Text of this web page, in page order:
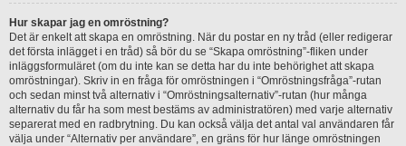
Hur skapar jag en omröstning?
Det är enkelt att skapa en omröstning. När du postar en ny tråd (eller redigerar
det första inlägget i en tråd) så bör du se “Skapa omröstning”-fliken under
inläggsformuläret (om du inte kan se detta har du inte behörighet att skapa
omröstningar). Skriv in en fråga för omröstningen i “Omröstningsfråga”-rutan
och sedan minst två alternativ i “Omröstningsalternativ”-rutan (hur många
alternativ du får ha som mest bestäms av administratören) med varje alternativ
separerat med en radbrytning. Du kan också välja det antal val användaren får
välja under “Alternativ per användare”, en gräns för hur länge omröstningen